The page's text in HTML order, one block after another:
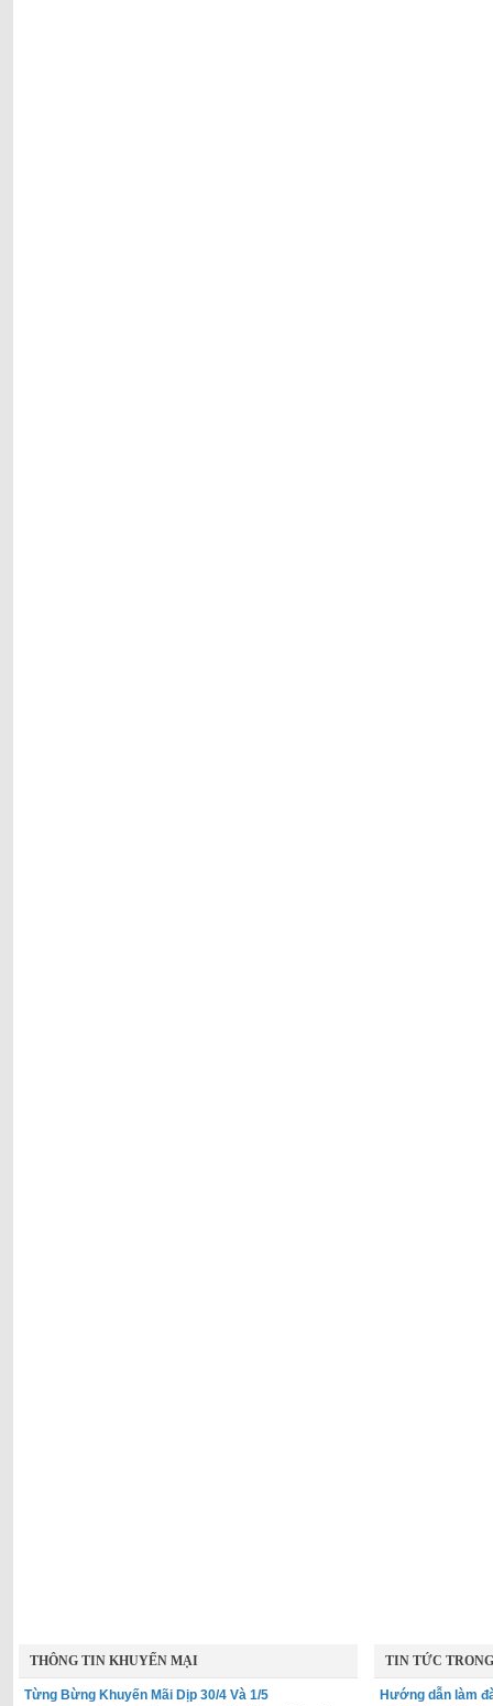
THÔNG TIN KHUYẾN MẠI
Từng Bừng Khuyến Mãi Dịp 30/4 Và 1/5
TIN TỨC
Hướng dẫn làm